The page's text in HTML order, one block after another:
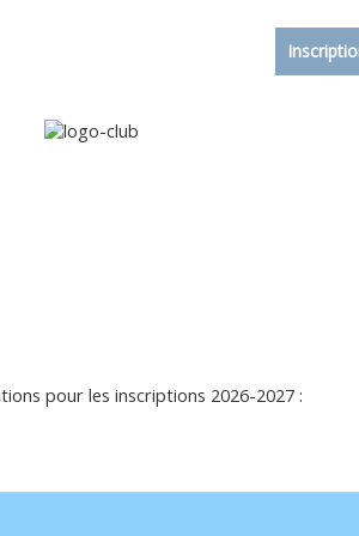
pour les inscriptions 2026-2027 :